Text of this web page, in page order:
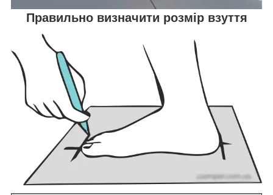
Правильно визначити розмір взуття